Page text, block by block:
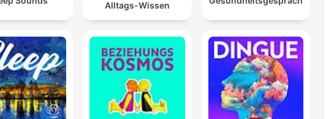
begann Ende des 18. Jahrhunderts mit Friedrich August
Wolf.
00:22:15 · Hier wird der historische Ursprung der modernen
homerischen Forschung benannt.
Alltags-Wissen